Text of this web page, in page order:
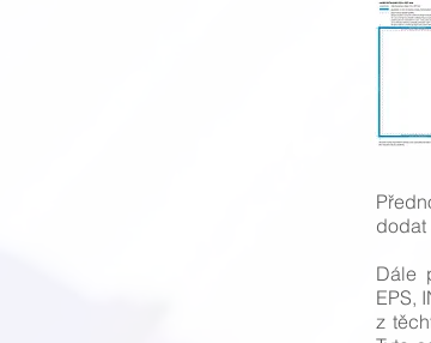
dodat
Dále
EPS,
z